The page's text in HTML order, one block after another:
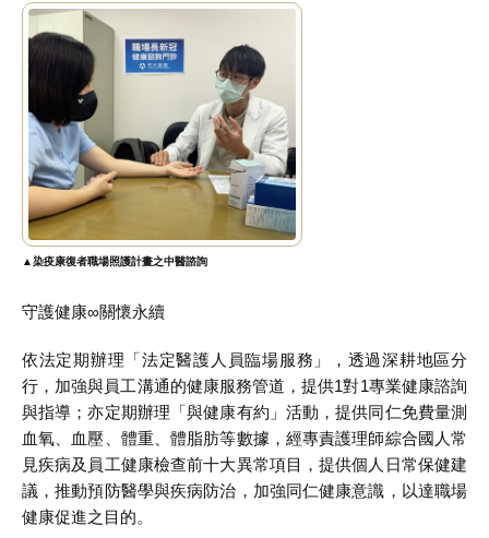
▲染疫康復者職場照護計畫之中醫諮詢
守護健康∞關懷永續
依法定期辦理「法定醫護人員臨場服務」，透過深耕地區分
行，加強與員工溝通的健康服務管道，提供1對1專業健康諮詢
與指導；亦定期辦理「與健康有約」活動，提供同仁免費量測
血氧、血壓、體重、體脂肪等數據，經專責護理師綜合國人常
見疾病及員工健康檢查前十大異常項目，提供個人日常保健建
議，推動預防醫學與疾病防治，加強同仁健康意識，以達職場
健康促進之目的。